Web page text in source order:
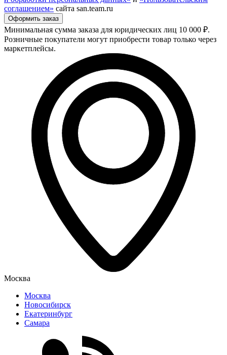
соглашением» сайта san.team.ru
Минимальная сумма заказа для юридических лиц 10 000 ₽.
Розничные покупатели могут приобрести товар только через
маркетплейсы.
Москва
Москва
Новосибирск
Екатеринбург
Самара